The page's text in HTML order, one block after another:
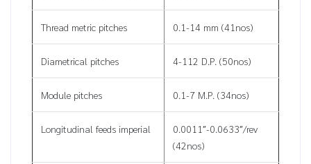
Thread metric pitches 0.1-14 mm (41nos)
Diametrical pitches 4-112 D.P. (50nos)
Module pitches 0.1-7 M.P. (34nos)
Longitudinal feeds imperial
0.0011″-0.0633″/rev
(42nos)